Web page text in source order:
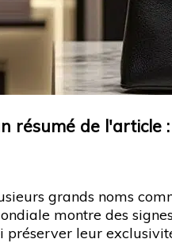
résumé de l'article :
grands noms
montre des
leur